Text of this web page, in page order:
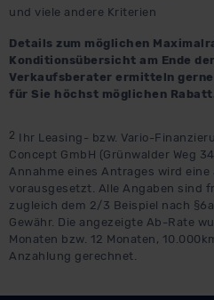
und viele andere Kriterien
Details zum möglichen
Konditionsübersicht am Ende
Verkaufsberater ermitteln
für Sie höchst möglichen
2 Ihr Leasing- bzw. Vario-
Concept GmbH (Grünwalder Weg
Annahme eines Antrages wird
vorausgesetzt. Alle Angaben sind
zugleich dem 2/3 Beispiel nach
Gewähr. Die angezeigte Ab-Rate
Monaten bzw. 12 Monaten,
Anzahlung gerechnet.